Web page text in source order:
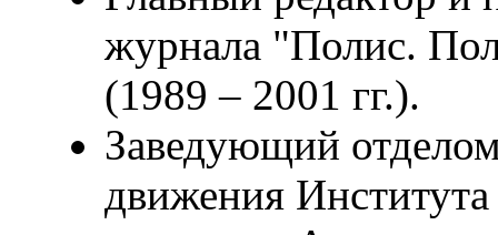
журнала "Полис.
(1989 – 2001 гг.).
Заведующий
движения